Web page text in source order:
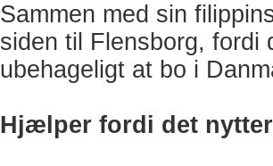
Sammen med sin
siden til Flensborg,
ubehageligt at bo i
Hjælper fordi det nytter